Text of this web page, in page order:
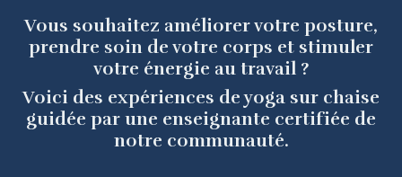
Vous souhaitez améliorer votre posture,
prendre soin de votre corps et stimuler
votre énergie au travail ?
Voici des expériences de yoga sur chaise
guidée par une enseignante certifiée de
notre communauté.